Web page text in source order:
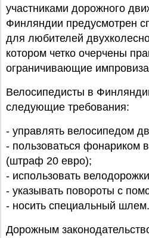
участниками дорожного
Финляндии предусмотрен
для любителей
котором четко очерчены
ограничивающие
Велосипедисты в
следующие требования:
- управлять велосипедом
- пользоваться фонариком
(штраф 20 евро);
- использовать
- указывать повороты с
- носить специальный шлем.
Дорожным